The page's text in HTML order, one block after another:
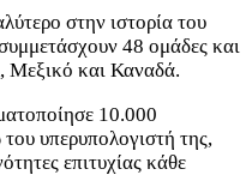
στην ιστορία του
48 ομάδες και
Μεξικό και Καναδά.
10.000
υπερυπολογιστή της,
επιτυχίας κάθε